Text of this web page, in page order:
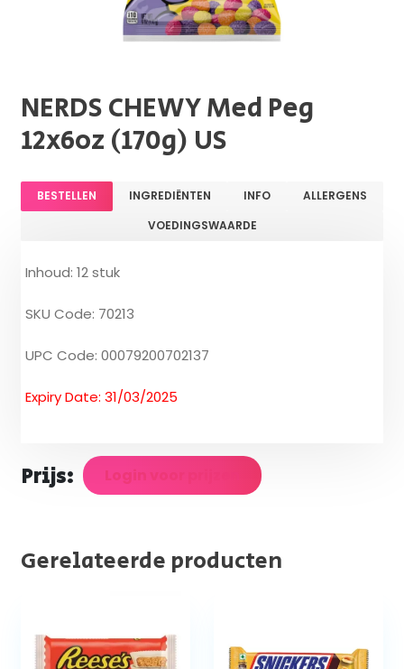
NERDS CHEWY Med Peg
12x6oz (170g) US
BESTELLEN INGREDIËNTEN INFO
ALLERGENS
VOEDINGSWAARDE
Inhoud: 12 stuk
SKU Code: 70213
UPC Code: 00079200702137
Expiry Date: 31/03/2025
Prijs: Login voor prijzen
Gerelateerde producten